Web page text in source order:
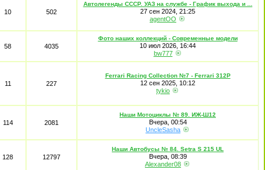
10 502
Автолегенды CCCР. УАЗ на службе - График выхода и ...
27 сен 2024, 21:25
agentOO
58 4035
Фото наших коллекций - Современные модели
10 июл 2026, 16:44
bw777
11 227
Ferrari Racing Collection №7 - Ferrari 312P
12 сен 2025, 10:12
tykio
114 2081
Наши Мотоциклы № 89. ИЖ-Ш12
Вчера, 00:54
UncleSasha
128 12797
Наши Автобусы № 84. Setra S 215 UL
Вчера, 08:39
Alexander08